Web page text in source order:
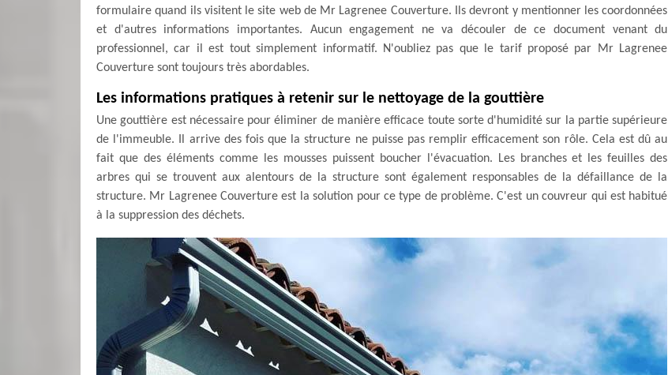
formulaire quand ils visitent le site web de Mr Lagrenee Couverture. Ils devront y mentionner les coordonnées
et d'autres informations importantes. Aucun engagement ne va découler de ce document venant du
professionnel, car il est tout simplement informatif. N'oubliez pas que le tarif proposé par Mr Lagrenee
Couverture sont toujours très abordables.
Les informations pratiques à retenir sur le nettoyage de la gouttière
Une gouttière est nécessaire pour éliminer de manière efficace toute sorte d'humidité sur la partie supérieure
de l'immeuble. Il arrive des fois que la structure ne puisse pas remplir efficacement son rôle. Cela est dû au
fait que des éléments comme les mousses puissent boucher l'évacuation. Les branches et les feuilles des
arbres qui se trouvent aux alentours de la structure sont également responsables de la défaillance de la
structure. Mr Lagrenee Couverture est la solution pour ce type de problème. C'est un couvreur qui est habitué
à la suppression des déchets.